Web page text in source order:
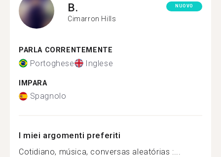
B.
Cimarron Hills
NUOVO
PARLA CORRENTEMENTE
Portoghese Inglese
IMPARA
Spagnolo
I miei argomenti preferiti
Cotidiano, música, conversas aleatórias :...